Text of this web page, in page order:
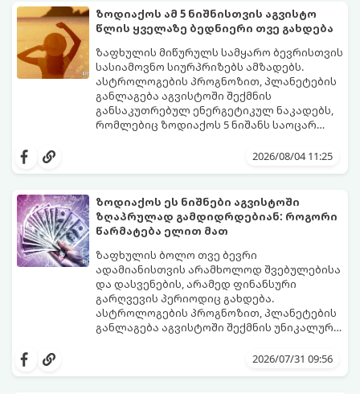
სურვილების გადადებასა და ხარჯების
მკაცრ კონტროლს. თუმცა, ახლა სიტუაცია
თანდათან შეიცვლება.
პრობლემები, რომლებიც უსასრულო
გეგონათ, უკან დაიხევს, ამასთან ერთად კი
გაჩნდება მეტი ნდობა მომავლის მიმართ.
რთული პერიოდის შემდეგ ეს ნიშნები
შეძლებენ ამოისუნთქონ და დაინახონ
ახალი შესაძლებლობები.
ზოდიაქოს ამ 5 ნიშნისთვის აგვისტო
წლის ყველაზე ბედნიერი თვე გახდება
ზაფხულის მიწურულს სამყარო ბევრისთვის
სასიამოვნო სიურპრიზებს ამზადებს.
ასტროლოგების პროგნოზით, პლანეტების
განლაგება აგვისტოში შექმნის
განსაკუთრებულ ენერგეტიკულ ნაკადებს,
რომლებიც ზოდიაქოს 5 ნიშანს საოცარ
ყველაზე ბედნიერი თვე აღმოჩნდება.
2026/08/04 11:25
ზოდიაქოს ეს ნიშნები აგვისტოში
ზღაპრულად გამდიდრდებიან: როგორი
წარმატება ელით მათ
ზაფხულის ბოლო თვე ბევრი
ადამიანისთვის არამხოლოდ შვებულებისა
და დასვენების, არამედ ფინანსური
გარღვევის პერიოდიც გახდება.
ასტროლოგების პროგნოზით, პლანეტების
განლაგება აგვისტოში შექმნის უნიკალურ
ზოდიაქოს 4 ნიშანს ფინანსური წარმატების
შორის, ვისაც აგვისტოში ფინანსური
2026/07/31 09:56